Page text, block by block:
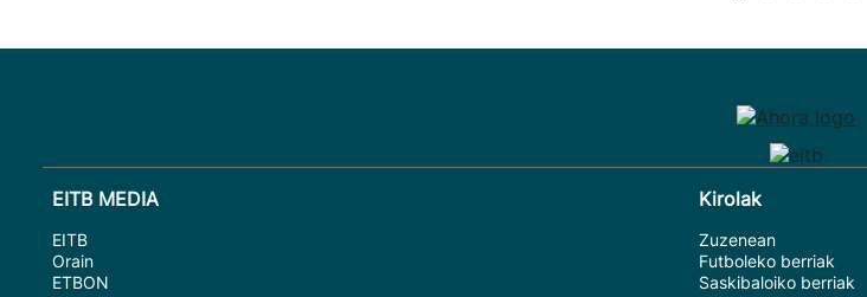
EITB MEDIA
EITB
Orain
ETBON
Kirolak
Zuzenean
Futboleko berriak
Saskibaloiko berriak